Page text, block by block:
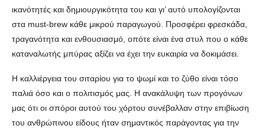
ικανότητές και δημιουργικότητα του και γι’ αυτό υπολογίζονται
στα must-brew κάθε μικρού παραγωγού. Προσφέρει φρεσκάδα,
τραγανότητα και ενθουσιασμό, οπότε είναι ένα στυλ που ο κάθε
καταναλωτής μπύρας αξίζει να έχει την ευκαιρία να δοκιμάσει.
Η καλλιέργεια του σιταρίου για το ψωμί και το ζύθο είναι τόσο
παλιά όσο και ο πολιτισμός μας. Η ανακάλυψη των προγόνων
μας ότι οι σπόροι αυτού του χόρτου συνέβαλλαν στην επιβίωση
του ανθρώπινου είδους ήταν σημαντικός παράγοντας για την